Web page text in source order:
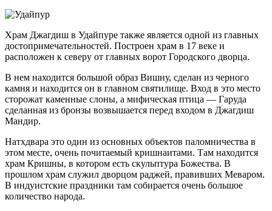
Храм Джагдиш в Удайпуре также является одной из главных
достопримечательностей. Построен храм в 17 веке и
расположен к северу от главных ворот Городского дворца.
В нем находится большой образ Вишну, сделан из черного
камня и находится он в главном святилище. Вход в это место
сторожат каменные слоны, а мифическая птица — Гаруда
сделанная из бронзы возвышается перед входом в Джагдиш
Мандир.
Натхдвара это один из основных объектов паломничества в
этом месте, очень почитаемый кришнаитами. Там находится
храм Кришны, в котором есть скульптура Божества. В
прошлом храм служил дворцом раджей, правивших Меваром.
В индуистские праздники там собирается очень большое
количество народа.